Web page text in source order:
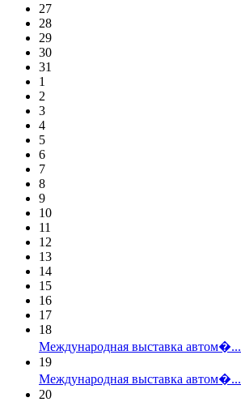
27
28
29
30
31
1
2
3
4
5
6
7
8
9
10
11
12
13
14
15
16
17
18
Международная выставка автом�...
19
Международная выставка автом�...
20